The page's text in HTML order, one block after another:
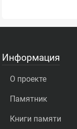
Информация
О проекте
Памятник
Книги памяти